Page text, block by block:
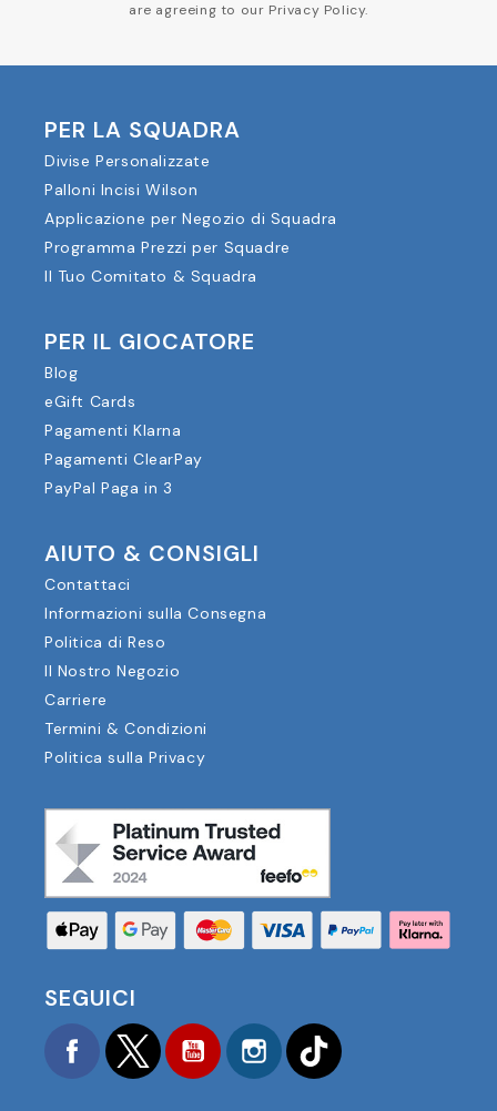
are agreeing to our Privacy Policy.
PER LA SQUADRA
Divise Personalizzate
Palloni Incisi Wilson
Applicazione per Negozio di Squadra
Programma Prezzi per Squadre
Il Tuo Comitato & Squadra
PER IL GIOCATORE
Blog
eGift Cards
Pagamenti Klarna
Pagamenti ClearPay
PayPal Paga in 3
AIUTO & CONSIGLI
Contattaci
Informazioni sulla Consegna
Politica di Reso
Il Nostro Negozio
Carriere
Termini & Condizioni
Politica sulla Privacy
SEGUICI
FacebookTwitter YouTubeInstagram